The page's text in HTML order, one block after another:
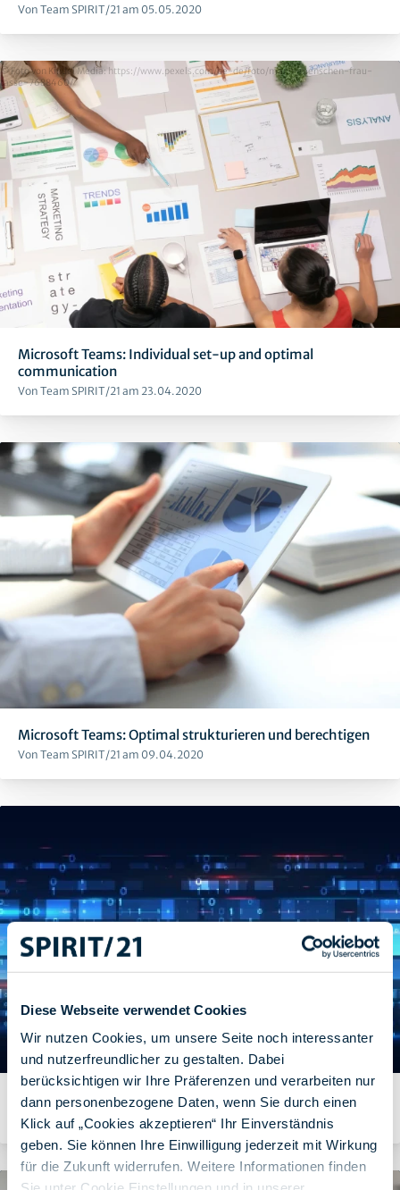
Diese Webseite verwendet Cookies
Wir nutzen Cookies, um unsere Seite noch interessanter
und nutzerfreundlicher zu gestalten. Dabei
berücksichtigen wir Ihre Präferenzen und verarbeiten nur
dann personenbezogene Daten, wenn Sie durch einen
Klick auf „Cookies akzeptieren“ Ihr Einverständnis
geben. Sie können Ihre Einwilligung jederzeit mit Wirkung
für die Zukunft widerrufen. Weitere Informationen finden
Von Team SPIRIT/21 am 05.05.2020
© Foto von Kindel Media: https://www.pexels.com/de-de/foto/mann-menschen-frau-
tasse-7688460/
Microsoft Teams: Individual set-up and optimal
communication
Von Team SPIRIT/21 am 23.04.2020
Microsoft Teams: Optimal strukturieren und berechtigen
Von Team SPIRIT/21 am 09.04.2020
"Kirby": Pfiffiges CMS ganz ohne Datenbank
Von Team SPIRIT/21 am 05.03.2020